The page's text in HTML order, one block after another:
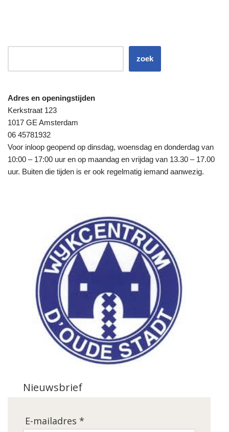
zoek
Adres en openingstijden
Kerkstraat 123
1017 GE Amsterdam
06 45781932
Voor inloop geopend op dinsdag, woensdag en donderdag van
10:00 – 17:00 uur en op maandag en vrijdag van 13.30 – 17.00
uur. Buiten die tijden is er ook regelmatig iemand aanwezig.
Nieuwsbrief
E-mailadres *